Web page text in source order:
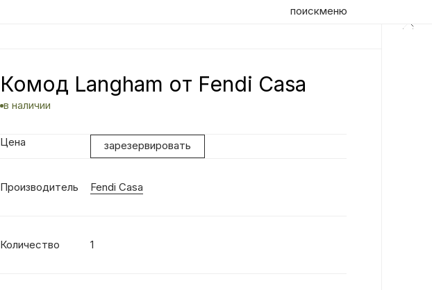
поискменю
Комод Langham от Fendi Casa
в наличии
Цена зарезервировать
Производитель Fendi Casa
Количество 1